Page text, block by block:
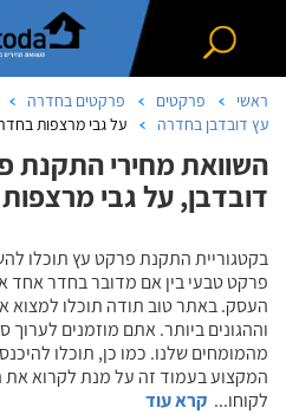
ראשי פרקטים פרקטים בחדרה
עץ דובדבן בחדרה
על גבי מרצפות
השוואת מחירי
דובדבן, על גבי מרצפות
בקטגוריית התקנת פרקט עץ תוכלו
פרקט טבעי בין אם מדובר בחדר אחד
העסק. באתר טוב תודה תוכלו למצוא
וההגונים ביותר. אתם מוזמנים לערוך
מהמומחים שלנו. כמו כן, תוכלו
המקצוע בעמוד זה על מנת לקרוא
לקוחו... קרא עוד